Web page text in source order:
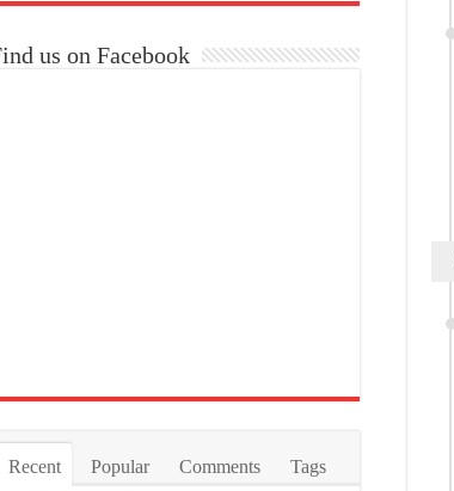
us on Facebook
Recent Popular Comments Tags